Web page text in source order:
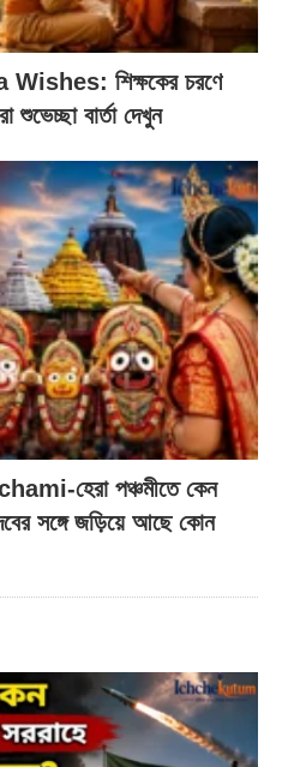
শিক্ষকের চরণে
শুভেচ্ছা বার্তা দেখুন
হেরা পঞ্চমীতে কেন
সঙ্গে জড়িয়ে আছে কোন